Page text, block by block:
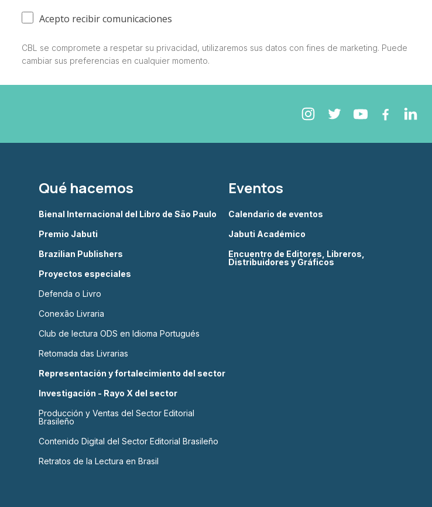
Acepto recibir comunicaciones
CBL se compromete a respetar su privacidad, utilizaremos sus datos con fines de marketing. Puede
cambiar sus preferencias en cualquier momento.
Qué hacemos
Bienal Internacional del Libro de São Paulo
Premio Jabuti
Brazilian Publishers
Proyectos especiales
Defenda o Livro
Conexão Livraria
Club de lectura ODS en Idioma Portugués
Retomada das Livrarias
Representación y fortalecimiento del sector
Investigación - Rayo X del sector
Producción y Ventas del Sector Editorial
Brasileño
Contenido Digital del Sector Editorial Brasileño
Retratos de la Lectura en Brasil
Eventos
Calendario de eventos
Jabuti Académico
Encuentro de Editores, Libreros,
Distribuidores y Gráficos